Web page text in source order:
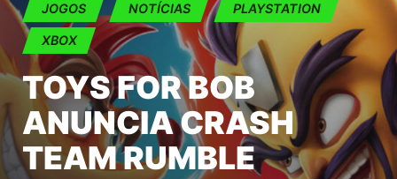
JOGOS NOTÍCIAS PLAYSTATION
XBOX
TOYS FOR BOB
ANUNCIA CRASH
TEAM RUMBLE